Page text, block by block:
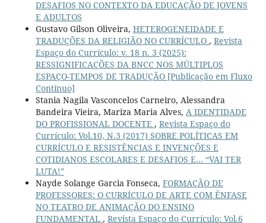
DESAFIOS NO CONTEXTO DA EDUCAÇÃO DE JOVENS
E ADULTOS
Gustavo Gilson Oliveira, HETEROGENEIDADE E
TRADUÇÕES DA RELIGIÃO NO CURRÍCULO , Revista
Espaço do Currículo: v. 18 n. 3 (2025):
RESSIGNIFICAÇÕES DA BNCC NOS MÚLTIPLOS
ESPAÇO-TEMPOS DE TRADUÇÃO [Publicação em Fluxo
Contínuo]
Stania Nagila Vasconcelos Carneiro, Alessandra
Bandeira Vieira, Mariza Maria Alves, A IDENTIDADE
DO PROFISSIONAL DOCENTE , Revista Espaço do
Currículo: Vol.10, N.3 (2017) SOBRE POLÍTICAS EM
CURRÍCULO E RESISTÊNCIAS E INVENÇÕES E
COTIDIANOS ESCOLARES E DESAFIOS E... “VAI TER
LUTA!”
Nayde Solange Garcia Fonseca, FORMAÇÃO DE
PROFESSORES: O CURRÍCULO DE ARTE COM ÊNFASE
NO TEATRO DE ANIMAÇÃO DO ENSINO
FUNDAMENTAL , Revista Espaço do Currículo: Vol.6